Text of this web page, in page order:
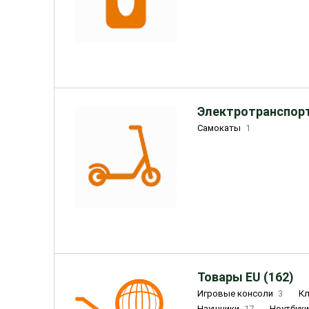
Самокаты 1
Товары EU (162)
Игровые консоли 3